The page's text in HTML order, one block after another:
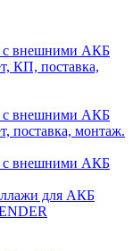
с внешними АКБ
КП, поставка,
с внешними АКБ
поставка, монтаж.
с внешними АКБ
для АКБ